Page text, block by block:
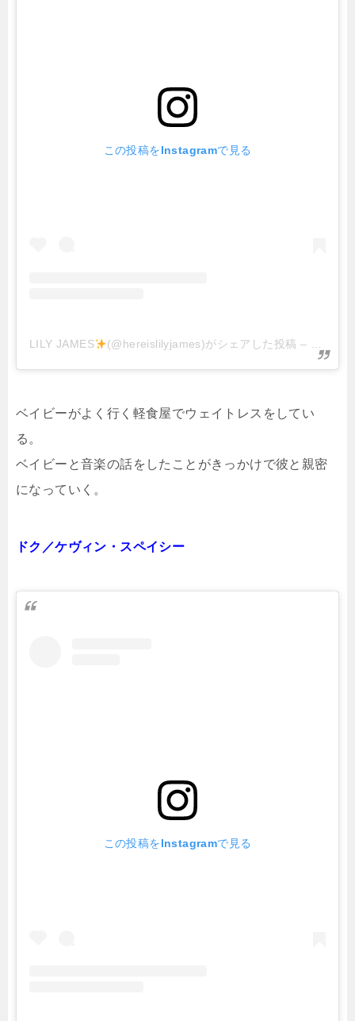
この投稿をInstagramで見る
LILY JAMES (@hereislilyjames)がシェアした投稿 –
ベイビーがよく行く軽食屋でウェイトレスをしてい
る。
ベイビーと音楽の話をしたことがきっかけで彼と親密
になっていく。
ドク／ケヴィン・スペイシー
この投稿をInstagramで見る